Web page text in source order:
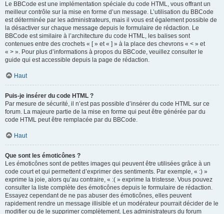
Le BBCode est une implémentation spéciale du code HTML, vous offrant un
meilleur contrôle sur la mise en forme d’un message. L’utilisation du BBCode
est déterminée par les administrateurs, mais il vous est également possible de
la désactiver sur chaque message depuis le formulaire de rédaction. Le
BBCode est similaire à l’architecture du code HTML, les balises sont
contenues entre des crochets « [ » et « ] » à la place des chevrons « < » et
« > ». Pour plus d’informations à propos du BBCode, veuillez consulter le
guide qui est accessible depuis la page de rédaction.
Haut
Puis-je insérer du code HTML ?
Par mesure de sécurité, il n’est pas possible d’insérer du code HTML sur ce
forum. La majeure partie de la mise en forme qui peut être générée par du
code HTML peut être remplacée par du BBCode.
Haut
Que sont les émoticônes ?
Les émoticônes sont de petites images qui peuvent être utilisées grâce à un
code court et qui permettent d’exprimer des sentiments. Par exemple, « :) »
exprime la joie, alors qu’au contraire, « :( » exprime la tristesse. Vous pouvez
consulter la liste complète des émoticônes depuis le formulaire de rédaction.
Essayez cependant de ne pas abuser des émoticônes, elles peuvent
rapidement rendre un message illisible et un modérateur pourrait décider de le
modifier ou de le supprimer complètement. Les administrateurs du forum